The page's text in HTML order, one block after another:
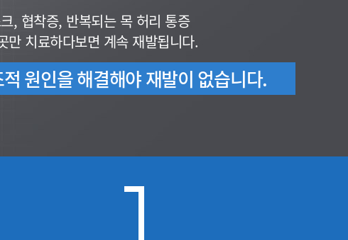
, 협착증, 반복되는 목 허리 통증
만 치료하다보면 계속 재발됩니다.
원인을 해결해야재발이 없습니다.